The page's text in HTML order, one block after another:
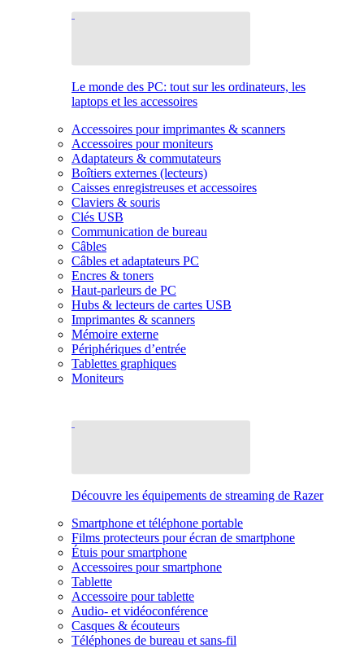
Le monde des PC: tout sur les ordinateurs, les
laptops et les accessoires
Accessoires pour imprimantes & scanners
Accessoires pour moniteurs
Adaptateurs & commutateurs
Boîtiers externes (lecteurs)
Caisses enregistreuses et accessoires
Claviers & souris
Clés USB
Communication de bureau
Câbles
Câbles et adaptateurs PC
Encres & toners
Haut-parleurs de PC
Hubs & lecteurs de cartes USB
Imprimantes & scanners
Mémoire externe
Périphériques d’entrée
Tablettes graphiques
Moniteurs
Découvre les équipements de streaming de Razer
Smartphone et téléphone portable
Films protecteurs pour écran de smartphone
Étuis pour smartphone
Accessoires pour smartphone
Tablette
Accessoire pour tablette
Audio- et vidéoconférence
Casques & écouteurs
Téléphones de bureau et sans-fil